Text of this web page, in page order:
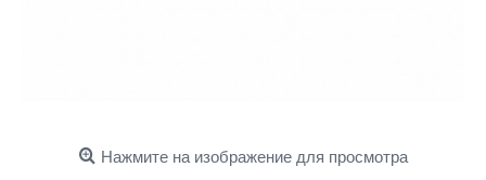
Нажмите на изображение для просмотра